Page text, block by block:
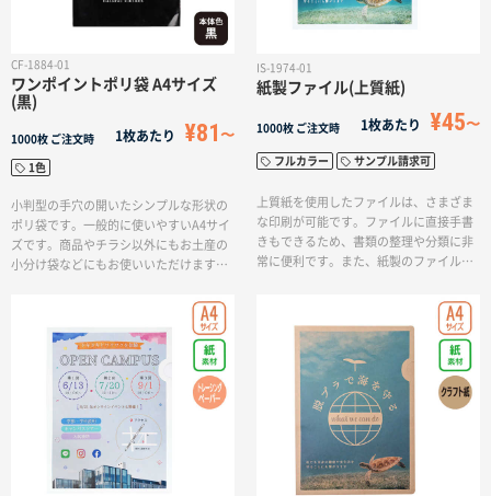
CF-1884-01
ワンポイントポリ袋 A4サイズ
(黒)
1000枚 ご注文時 1枚あたり ¥81
1色
小判型の手穴の開いたシンプルな形状の
ポリ袋です。一般的に使いやすいA4サイ
ズです。商品やチラシ以外にもお土産の
小分け袋などにもお使いいただけます。
ブラックなので高級感や重厚感を感じさ
せます。ワンポイント印刷ができ小ロッ
ト・短納期で作成できます。
IS-1974-01
紙製ファイル(上質紙)
1000枚 ご注文時 1枚あたり ¥45
フルカラー サンプル請求可
上質紙を使用したファイルは、さまざま
な印刷が可能です。ファイルに直接手書
きもできるため、書類の整理や分類に非
常に便利です。また、紙製のファイル中
して廃棄可能です。SDGsや脱プラスチッ
クの取り組みの注目度が高まっているこ
とから、紙製のファイルは非常に人気の
ある商品です。リサイクル可能な素材を
使用することで、環境にやさしい選択肢
となります。